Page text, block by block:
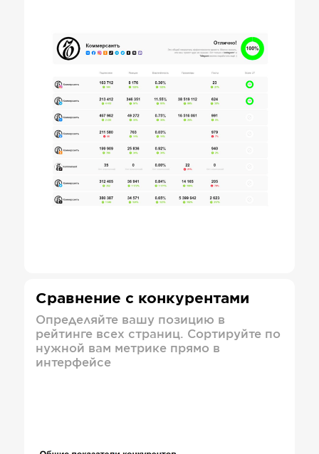
Сравнение с конкурентами
Определяйте вашу позицию в
рейтинге всех страниц. Сортируйте по
нужной вам метрике прямо в
интерфейсе